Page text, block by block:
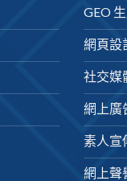
GEO
網頁設
社交媒
網上廣
素人宣
網上聲